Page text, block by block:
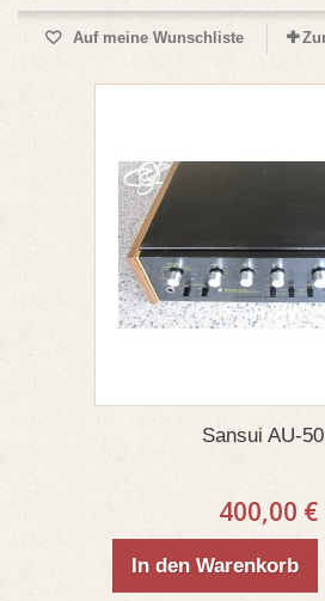
Auf meine Wunschliste
Sansui AU-
400,00 €
In den Warenkorb